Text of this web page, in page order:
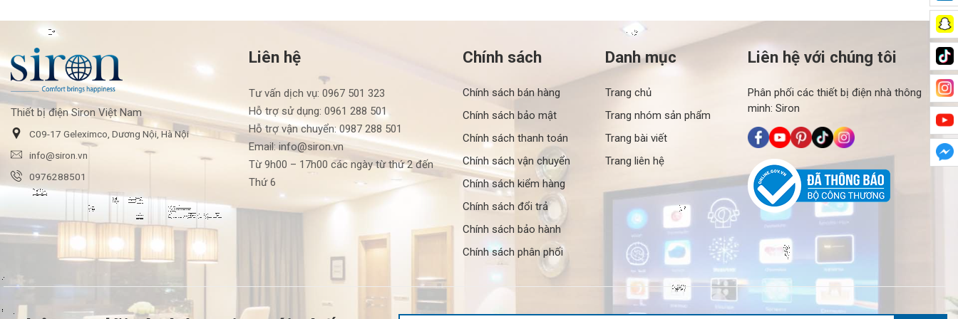
Thiết bị điện Siron Việt Nam
C09-17 Geleximco, Dương Nội, Hà Nội
info@siron.vn
0976288501
Liên hệ
Tư vấn dịch vụ: 0967 501 323
Hỗ trợ sử dụng: 0961 288 501
Hỗ trợ vận chuyển: 0987 288 501
Email: info@siron.vn
Từ 9h00 – 17h00 các ngày từ thứ 2 đến
Thứ 6
Chính sách
Chính sách bán hàng
Chính sách bảo mật
Chính sách thanh toán
Chính sách vận chuyển
Chính sách kiểm hàng
Chính sách đổi trả
Chính sách bảo hành
Chính sách phân phối
Danh mục
Trang chủ
Trang nhóm sản phẩm
Trang bài viết
Trang liên hệ
Liên hệ với chúng tôi
Phân phối các thiết bị điện nhà thông
minh: Siron